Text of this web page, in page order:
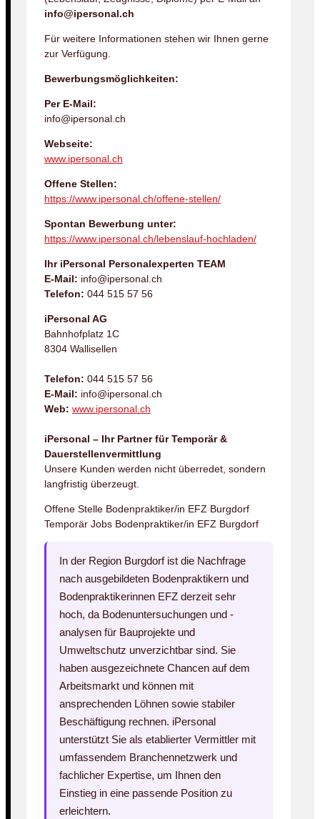
info@ipersonal.ch
Für weitere Informationen stehen wir Ihnen gerne
zur Verfügung.
Bewerbungsmöglichkeiten:
Per E-Mail:
info@ipersonal.ch
Webseite:
www.ipersonal.ch
Offene Stellen:
https://www.ipersonal.ch/offene-stellen/
Spontan Bewerbung unter:
https://www.ipersonal.ch/lebenslauf-hochladen/
Ihr iPersonal Personalexperten TEAM
E-Mail: info@ipersonal.ch
Telefon: 044 515 57 56
iPersonal AG
Bahnhofplatz 1C
8304 Wallisellen
Telefon: 044 515 57 56
E-Mail: info@ipersonal.ch
Web: www.ipersonal.ch
iPersonal – Ihr Partner für Temporär &
Dauerstellenvermittlung
Unsere Kunden werden nicht überredet, sondern
langfristig überzeugt.
Offene Stelle Bodenpraktiker/in EFZ Burgdorf
Temporär Jobs Bodenpraktiker/in EFZ Burgdorf
In der Region Burgdorf ist die Nachfrage
nach ausgebildeten Bodenpraktikern und
Bodenpraktikerinnen EFZ derzeit sehr
hoch, da Bodenuntersuchungen und -
analysen für Bauprojekte und
Umweltschutz unverzichtbar sind. Sie
haben ausgezeichnete Chancen auf dem
Arbeitsmarkt und können mit
ansprechenden Löhnen sowie stabiler
Beschäftigung rechnen. iPersonal
unterstützt Sie als etablierter Vermittler mit
umfassendem Branchennetzwerk und
fachlicher Expertise, um Ihnen den
Einstieg in eine passende Position zu
erleichtern.